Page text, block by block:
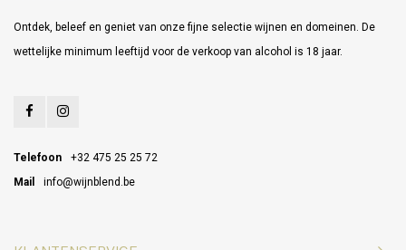
Ontdek, beleef en geniet van onze fijne selectie wijnen en domeinen. De
wettelijke minimum leeftijd voor de verkoop van alcohol is 18 jaar.
Telefoon
+32 475 25 25 72
Mail
info@wijnblend.be